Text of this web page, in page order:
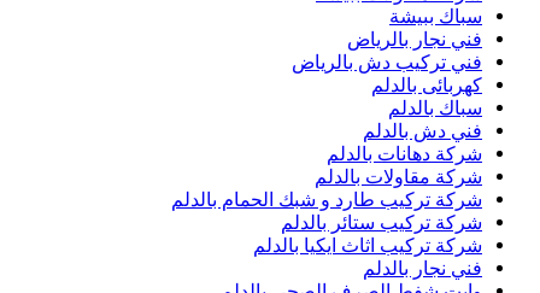
سباك ببيشة
فني نجار بالرياض
فني تركيب دش بالرياض
كهربائى بالدلم
سباك بالدلم
فني دش بالدلم
شركة دهانات بالدلم
شركة مقاولات بالدلم
شركة تركيب طارد و شبك الحمام بالدلم
شركة تركيب ستائر بالدلم
شركة تركيب اثاث ايكيا بالدلم
فني نجار بالدلم